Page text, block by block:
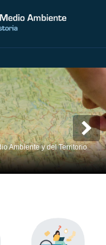
Ambiente y del Territorio